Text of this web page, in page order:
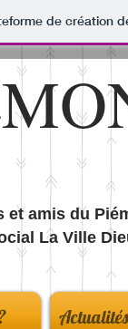
de création
amis du
La Ville
Actualités